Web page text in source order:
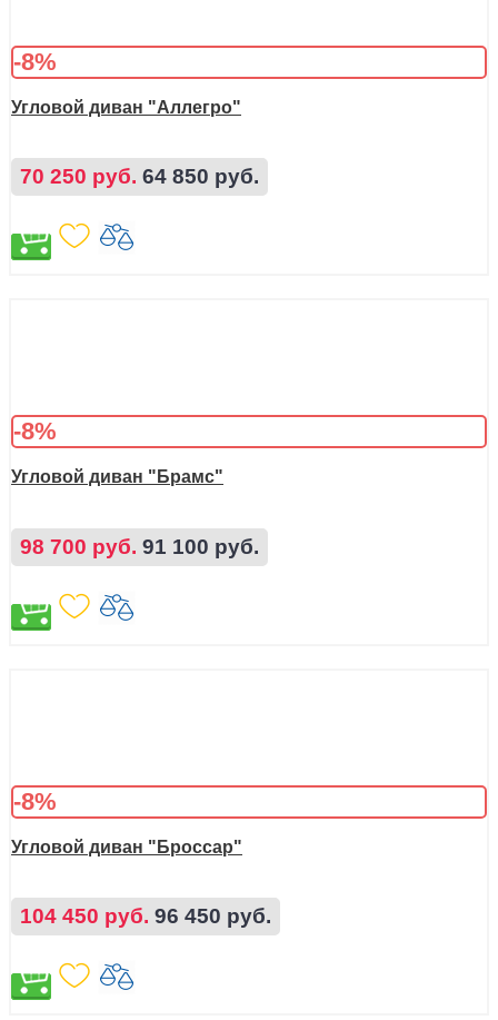
-8%
Угловой диван "Аллегро"
70 250 руб. 64 850 руб.
-8%
Угловой диван "Брамс"
98 700 руб. 91 100 руб.
-8%
Угловой диван "Броссар"
104 450 руб. 96 450 руб.